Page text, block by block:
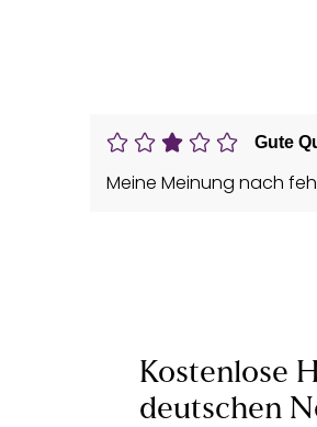
Gute
Meine Meinung nach
Kostenlose
deutschen